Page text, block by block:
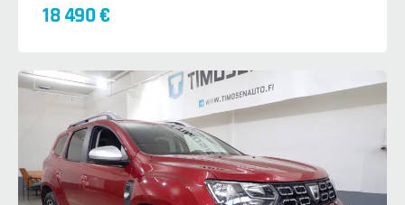
18 490 €